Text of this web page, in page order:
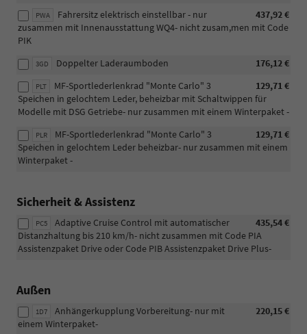
PWA 437,92 €
Fahrersitz elektrisch einstellbar - nur
zusammen mit Innenausstattung WQ4- nicht zusam,men mit Code
PIK
3GD 176,12 €
Doppelter Laderaumboden
PLT 129,71 €
MF-Sportlederlenkrad "Monte Carlo" 3
Speichen in gelochtem Leder, beheizbar mit Schaltwippen für
Modelle mit DSG Getriebe- nur zusammen mit einem Winterpaket -
PLR 129,71 €
MF-Sportlederlenkrad "Monte Carlo" 3
Speichen in gelochtem Leder beheizbar- nur zusammen mit einem
Winterpaket -
Sicherheit & Assistenz
PC5 435,54 €
Adaptive Cruise Control mit automatischer
Distanzhaltung bis 210 km/h- nicht zusammen mit Code PIA
Assistenzpaket Drive oder Code PIB Assistenzpaket Drive Plus-
Außen
1D7 220,15 €
Anhängerkupplung Vorbereitung- nur mit
einem Winterpaket-